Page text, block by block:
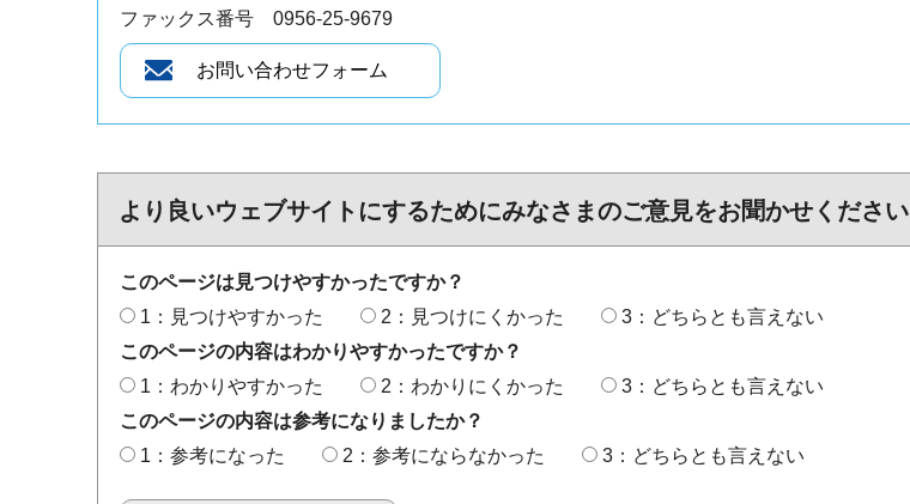
ファックス番号 0956-25-9679
より良いウェブサイトにするためにみなさまのご意見をお聞かせください
このページは見つけやすかったですか？
1：見つけやすかった
2：見つけにくかった
3：どちらとも言えない
このページの内容はわかりやすかったですか？
1：わかりやすかった
2：わかりにくかった
3：どちらとも言えない
このページの内容は参考になりましたか？
1：参考になった
2：参考にならなかった 3：どちらとも言えない